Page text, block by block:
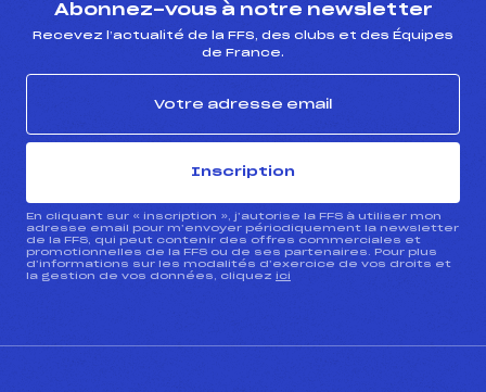
Abonnez-vous à notre newsletter
Recevez l’actualité de la FFS, des clubs et des Équipes
de France.
Inscription
En cliquant sur « inscription », j’autorise la FFS à utiliser mon
adresse email pour m’envoyer périodiquement la newsletter
de la FFS, qui peut contenir des offres commerciales et
promotionnelles de la FFS ou de ses partenaires. Pour plus
d’informations sur les modalités d’exercice de vos droits et
la gestion de vos données, cliquez ici